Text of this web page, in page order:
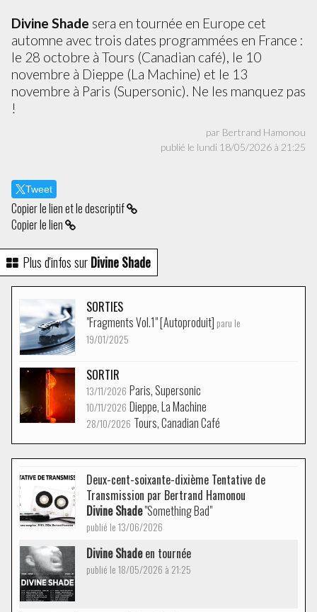
Divine Shade sera en tournée en Europe cet
automne avec trois dates programmées en France :
le 28 octobre à Tours (Canadian café), le 10
novembre à Dieppe (La Machine) et le 13
novembre à Paris (Supersonic). Ne les manquez pas
!
par Bertrand Hamonou
publié le lundi 18/05/2026 à 21:25
Tweet
Copier le lien et le descriptif
Copier le lien
Plus d'infos surDivine Shade
SORTIES
"Fragments Vol.1" [Autoproduit] paru le
19/01/2025
SORTIR
13/11/2026 Paris, Supersonic
10/11/2026 Dieppe, La Machine
28/10/2026 Tours, Canadian Café
Deux-cent-soixante-dixième Tentative de
Transmission par Bertrand Hamonou
Divine Shade"Something Bad"
publié le 13/06/2026
Divine Shadeen tournée
publié le 18/05/2026 à 21:25